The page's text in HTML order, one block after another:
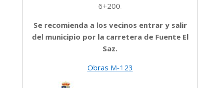
6+200.
Se recomienda a los vecinos entrar y salir
del municipio por la carretera de Fuente El
Saz.
Obras M-123